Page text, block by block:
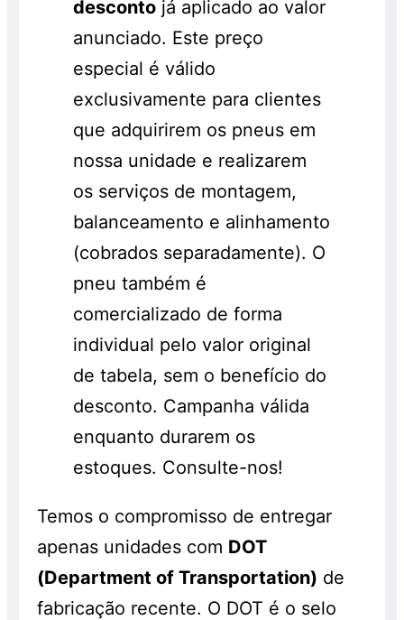
desconto já aplicado ao valor
anunciado. Este preço
especial é válido
exclusivamente para clientes
que adquirirem os pneus em
nossa unidade e realizarem
os serviços de montagem,
balanceamento e alinhamento
(cobrados separadamente). O
pneu também é
comercializado de forma
individual pelo valor original
de tabela, sem o benefício do
desconto. Campanha válida
enquanto durarem os
estoques. Consulte-nos!
Temos o compromisso de entregar
apenas unidades com DOT
(Department of Transportation) de
fabricação recente. O DOT é o selo